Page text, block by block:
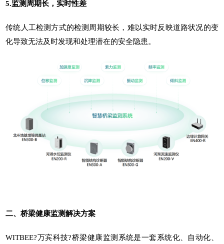
5.监测周期长，实时性差
传统人工检测方式的检测周期较长，难以实时反映道路状况的变
化导致无法及时发现和处理潜在的安全隐患。
二、桥梁健康监测解决方案
WITBEE?万宾科技?桥梁健康监测系统是一套系统化、自动化、